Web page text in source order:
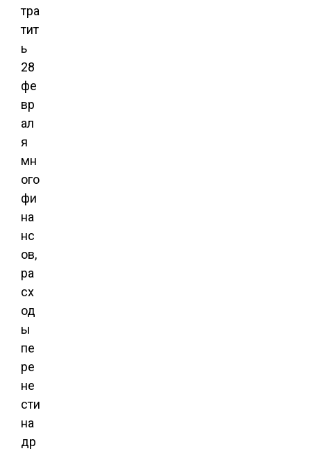
тра
тит
ь
28
фе
вр
ал
я
мн
ого
фи
на
нс
ов,
ра
сх
од
ы
пе
ре
не
сти
на
др